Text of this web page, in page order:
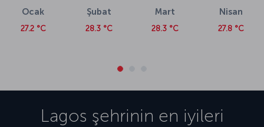
Ocak
27.2 °C
Şubat
28.3 °C
Mart
28.3 °C
Nisan
27.8 °C
Lagos şehrinin en iyileri